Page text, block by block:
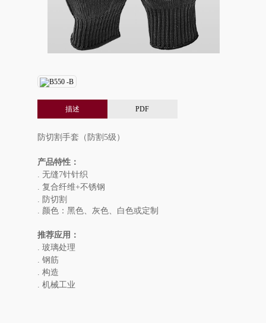
描述 PDF
防切割手套（防割5级）
产品特性：
. 无缝7针针织
. 复合纤维+不锈钢
. 防切割
. 颜色：黑色、灰色、白色或定制
推荐应用：
. 玻璃处理
. 钢筋
. 构造
. 机械工业